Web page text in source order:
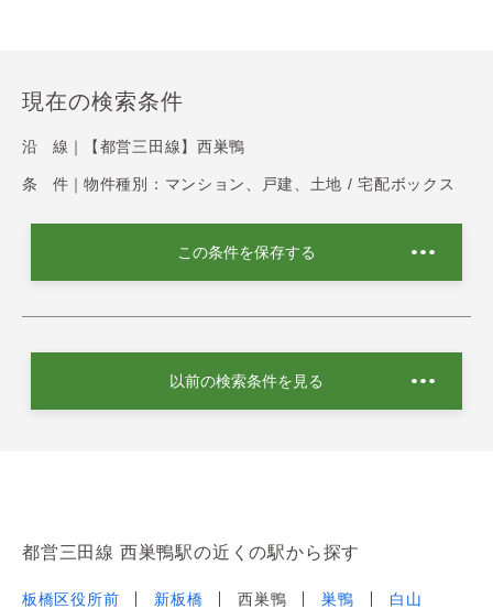
現在の検索条件
沿 線｜ 【都営三田線】西巣鴨
条 件｜ 物件種別：マンション、戸建、土地 / 宅配ボックス
この条件を保存する
以前の検索条件を見る
都営三田線 西巣鴨駅の近くの駅から探す
板橋区役所前 新板橋 西巣鴨 巣鴨 白山